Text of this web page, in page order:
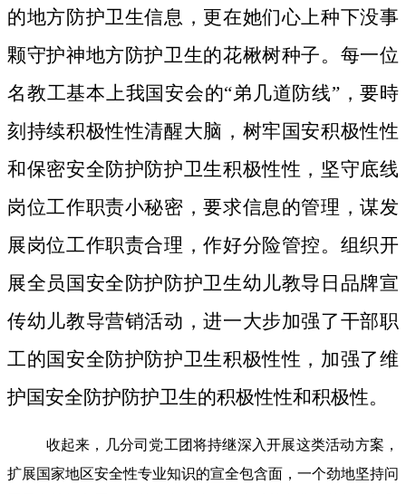
的地方防护卫生信息，更在她们心上种下没事
颗守护神地方防护卫生的花楸树种子。 每一位
名教工基本上我国安会的“弟几道防线”，要時
刻持续积极性性清醒大脑，树牢国安积极性性
和保密安全防护防护卫生积极性性，坚守底线
岗位工作职责小秘密，要求信息的管理，谋发
展岗位工作职责合理，作好分险管控。组织开
展全员国安全防护防护卫生幼儿教导日品牌宣
传幼儿教导营销活动，进一大步加强了干部职
工的国安全防护防护卫生积极性性，加强了维
护国安全防护防护卫生的积极性性和积极性。
收起来，几分司党工团将持继深入开展这类活动方案，
扩展国家地区安全性专业知识的宣全包含面，一个劲地坚持问